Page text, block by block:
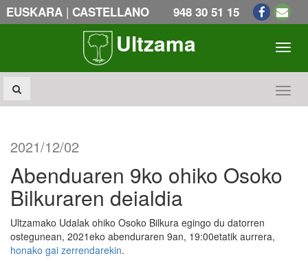
EUSKARA | CASTELLANO 948 30 51 15
Ultzama
2021/12/02
Abenduaren 9ko ohiko Osoko
Bilkuraren deialdia
Ultzamako Udalak ohiko Osoko Bilkura egingo du datorren
ostegunean, 2021eko abenduraren 9an, 19:00etatik aurrera,
honako gai zerrendarekin.